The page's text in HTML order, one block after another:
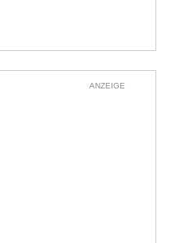
ANZEIGE